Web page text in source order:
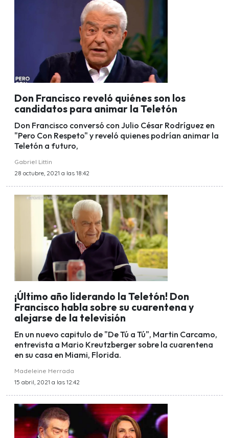
Don Francisco reveló quiénes son los
candidatos para animar la Teletón
Don Francisco conversó con Julio César Rodríguez en
"Pero Con Respeto" y reveló quienes podrían animar la
Teletón a futuro,
Gabriel Littin
28 octubre, 2021 a las 18:42
¡Último año liderando la Teletón! Don
Francisco habla sobre su cuarentena y
alejarse de la televisión
En un nuevo capitulo de "De Tú a Tú", Martin Carcamo,
entrevista a Mario Kreutzberger sobre la cuarentena
en su casa en Miami, Florida.
Madeleine Herrada
15 abril, 2021 a las 12:42